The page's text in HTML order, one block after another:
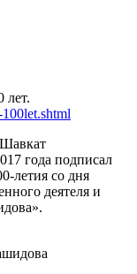
лет.
года подписал
летия со дня
деятеля и